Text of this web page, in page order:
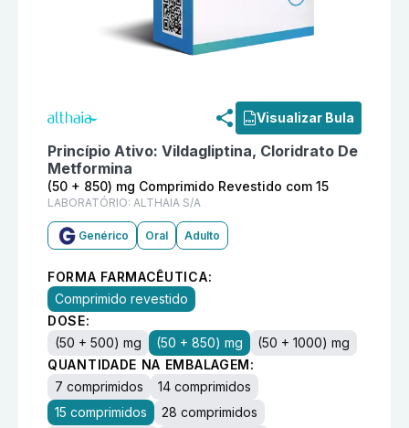
Visualizar Bula
Princípio Ativo: Vildagliptina, Cloridrato De
Metformina
(50 + 850) mg Comprimido Revestido com 15
LABORATÓRIO: ALTHAIA S/A
Genérico Oral Adulto
FORMA FARMACÊUTICA:
Comprimido revestido
DOSE:
(50 + 500) mg
(50 + 850) mg
(50 + 1000) mg
QUANTIDADE NA EMBALAGEM:
7 comprimidos
14 comprimidos
15 comprimidos
28 comprimidos